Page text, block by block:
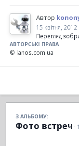
Автор
15 квітня, 2012
Перегляд
АВТОРСЬКІ ПРАВА
© lanos.com.ua
З АЛЬБОМУ:
Фото встреч